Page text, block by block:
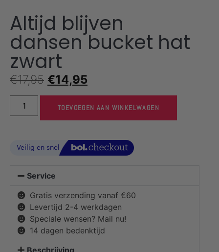
Altijd blijven
dansen bucket hat
zwart
€17,95 €14,95
TOEVOEGEN AAN WINKELWAGEN
Service
Gratis verzending vanaf €60
Levertijd 2-4 werkdagen
Speciale wensen? Mail nu!
14 dagen bedenktijd